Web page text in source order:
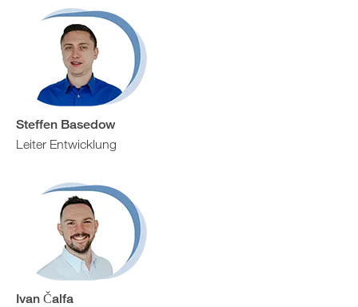
Steffen Basedow
Leiter Entwicklung
Ivan Čalfa